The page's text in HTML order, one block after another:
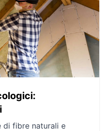
alla necessità di
offrendo
convenzionali.
di fibre naturali e